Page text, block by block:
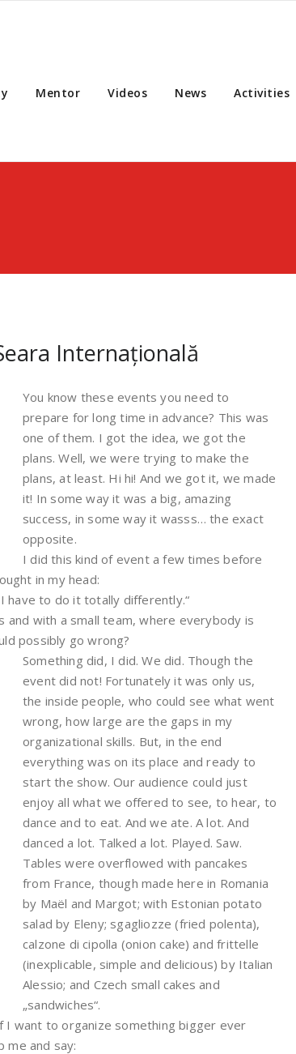
Mentor Videos News Activities
Internațională
You know these events you need to
prepare for long time in advance? This was
one of them. I got the idea, we got the
plans. Well, we were trying to make the
plans, at least. Hi hi! And we got it, we made
it! In some way it was a big, amazing
success, in some way it wasss… the exact
opposite.
I did this kind of event a few times before
in my head:
have to do it totally differently.“
with a small team, where everybody is
possibly go wrong?
Something did, I did. We did. Though the
event did not! Fortunately it was only us,
the inside people, who could see what went
wrong, how large are the gaps in my
organizational skills. But, in the end
everything was on its place and ready to
start the show. Our audience could just
enjoy all what we offered to see, to hear, to
dance and to eat. And we ate. A lot. And
danced a lot. Talked a lot. Played. Saw.
Tables were overflowed with pancakes
from France, though made here in Romania
by Maël and Margot; with Estonian potato
salad by Eleny; sgagliozze (fried polenta),
calzone di cipolla (onion cake) and frittelle
(inexplicable, simple and delicious) by Italian
Alessio; and Czech small cakes and
„sandwiches“.
I want to organize something bigger ever
me and say: